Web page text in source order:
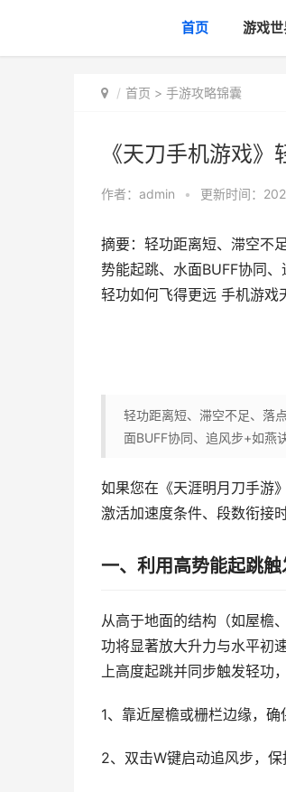
首页 游戏
首页 > 手游攻略锦囊
《天刀手机游戏
作者： admin • 更新时间：
摘要：轻功距离短、滞空不
势能起跳、水面BUFF协同
轻功如何飞得更远 手机游戏
轻功距离短、滞空不足、落
面BUFF协同、追风步+如燕
如果您在《天涯明月刀手游
激活加速度条件、段数衔接
一、利用高势能起跳
从高于地面的结构（如屋檐
功将显著放大升力与水平初
上高度起跳并同步触发轻功
1、靠近屋檐或栅栏边缘，确
2、双击W键启动追风步，保